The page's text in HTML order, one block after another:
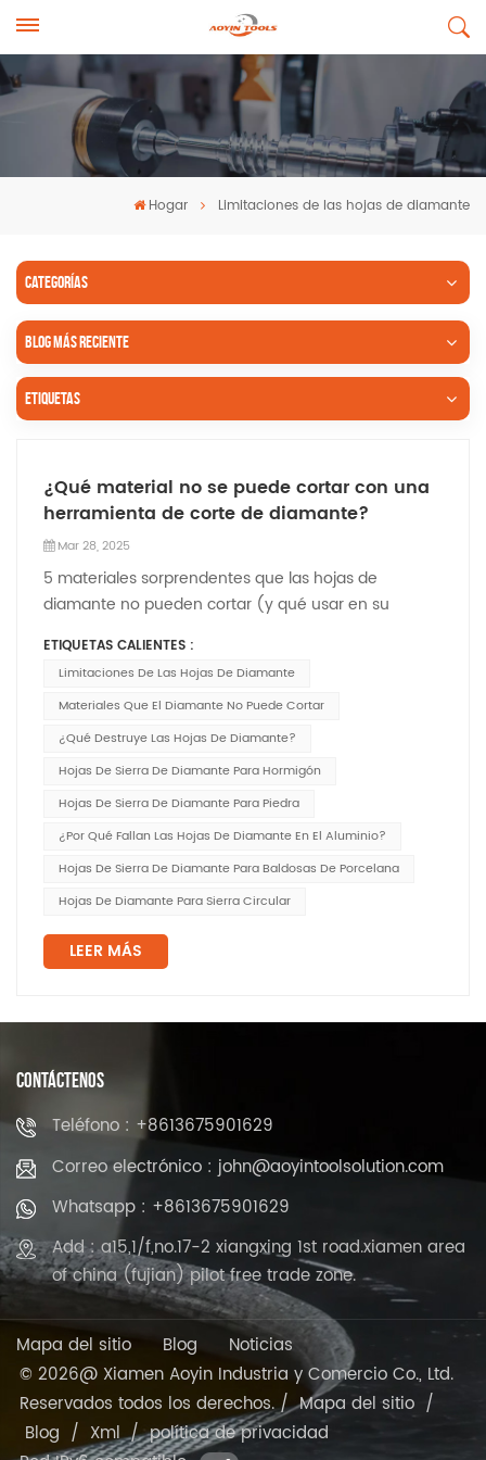
Hogar Limitaciones de las hojas de diamante
CATEGORÍAS
BLOG MÁS RECIENTE
ETIQUETAS
¿Qué material no se puede cortar con una
herramienta de corte de diamante?
Mar 28, 2025
5 materiales sorprendentes que las hojas de
diamante no pueden cortar (y qué usar en su
hormigón, baldosas y piedra con facilidad. Pero
incluso la herramienta más resistente del mundo
tiene sus límites. Ciertos materiales pueden inutilizar
estas hojas...
ETIQUETAS CALIENTES :
Limitaciones De Las Hojas De Diamante
Materiales Que El Diamante No Puede Cortar
¿Qué Destruye Las Hojas De Diamante?
Hojas De Sierra De Diamante Para Hormigón
Hojas De Sierra De Diamante Para Piedra
¿Por Qué Fallan Las Hojas De Diamante En El Aluminio?
Hojas De Sierra De Diamante Para Baldosas De Porcelana
Hojas De Diamante Para Sierra Circular
LEER MÁS
CONTÁCTENOS
Teléfono : +8613675901629
Correo electrónico : john@aoyintoolsolution.com
Whatsapp : +8613675901629
Add : a15,1/f,no.17-2 xiangxing 1st road.xiamen area
of china (fujian) pilot free trade zone.
Mapa del sitio Blog
Noticias
© 2026@ Xiamen Aoyin Industria y Comercio Co., Ltd.
Reservados todos los derechos. /Mapa del sitio /
Blog / Xml/política de privacidad